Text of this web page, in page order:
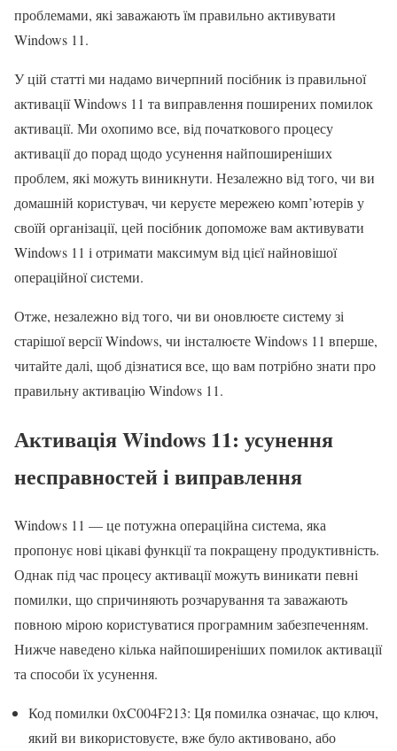
проблемами, які заважають їм правильно активувати
Windows 11.
У цій статті ми надамо вичерпний посібник із правильної
активації Windows 11 та виправлення поширених помилок
активації. Ми охопимо все, від початкового процесу
активації до порад щодо усунення найпоширеніших
проблем, які можуть виникнути. Незалежно від того, чи ви
домашній користувач, чи керуєте мережею комп’ютерів у
своїй організації, цей посібник допоможе вам активувати
Windows 11 і отримати максимум від цієї найновішої
операційної системи.
Отже, незалежно від того, чи ви оновлюєте систему зі
старішої версії Windows, чи інсталюєте Windows 11 вперше,
читайте далі, щоб дізнатися все, що вам потрібно знати про
правильну активацію Windows 11.
Активація Windows 11: усунення
несправностей і виправлення
Windows 11 — це потужна операційна система, яка
пропонує нові цікаві функції та покращену продуктивність.
Однак під час процесу активації можуть виникати певні
помилки, що спричиняють розчарування та заважають
повною мірою користуватися програмним забезпеченням.
Нижче наведено кілька найпоширеніших помилок активації
та способи їх усунення.
Код помилки 0xC004F213: Ця помилка означає, що ключ,
який ви використовуєте, вже було активовано, або